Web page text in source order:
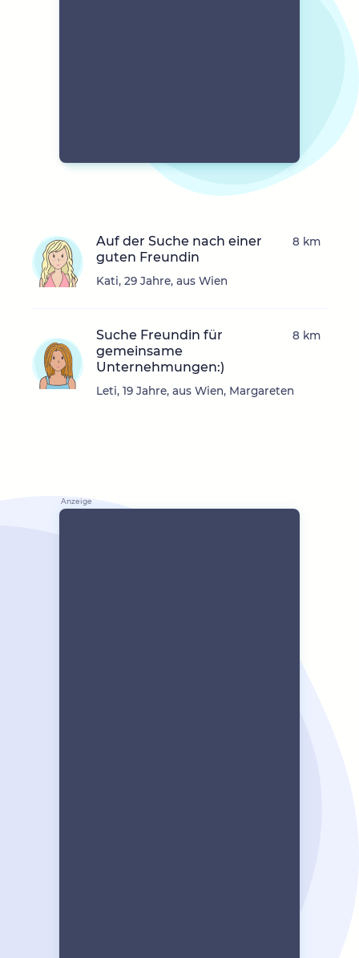
Auf der Suche nach einer
guten Freundin
Kati, 29 Jahre, aus Wien
8 km
Suche Freundin für
gemeinsame
Unternehmungen:)
Leti, 19 Jahre, aus Wien, Margareten
8 km